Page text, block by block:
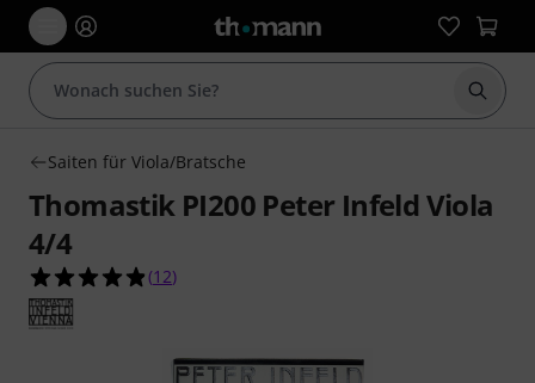
Suche
Saiten für Viola/Bratsche
Thomastik PI200 Peter Infeld Viola
4/4
4.8 von 5 Sternen aus 12 Kundenbewertungen
(12)